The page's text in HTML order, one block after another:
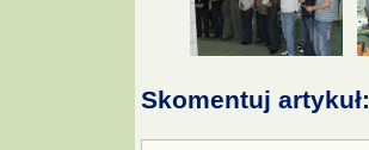
Skomentuj artykuł: